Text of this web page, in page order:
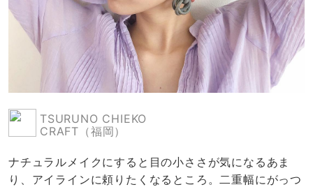
TSURUNO CHIEKO
CRAFT（福岡）
ナチュラルメイクにすると目の小ささが気になるあま
り、アイラインに頼りたくなるところ。二重幅にがっつ